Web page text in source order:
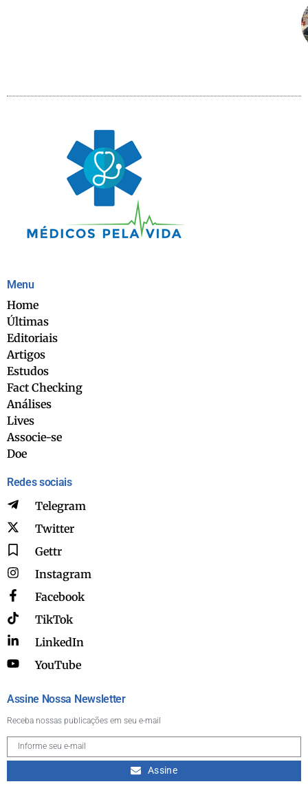
Menu
Home
Últimas
Editoriais
Artigos
Estudos
Fact Checking
Análises
Lives
Associe-se
Doe
Redes sociais
Telegram
Twitter
Gettr
Instagram
Facebook
TikTok
LinkedIn
YouTube
Assine Nossa Newsletter
Receba nossas publicações em seu e-mail
Assine